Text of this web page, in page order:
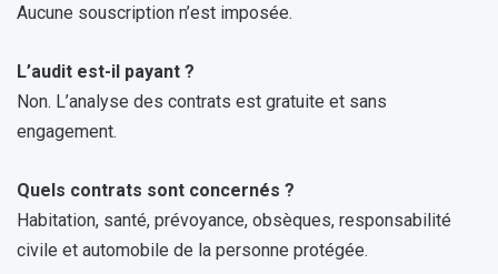
Aucune souscription n’est imposée.
L’audit est-il payant ?
Non. L’analyse des contrats est gratuite et sans
engagement.
Quels contrats sont concernés ?
Habitation, santé, prévoyance, obsèques, responsabilité
civile et automobile de la personne protégée.